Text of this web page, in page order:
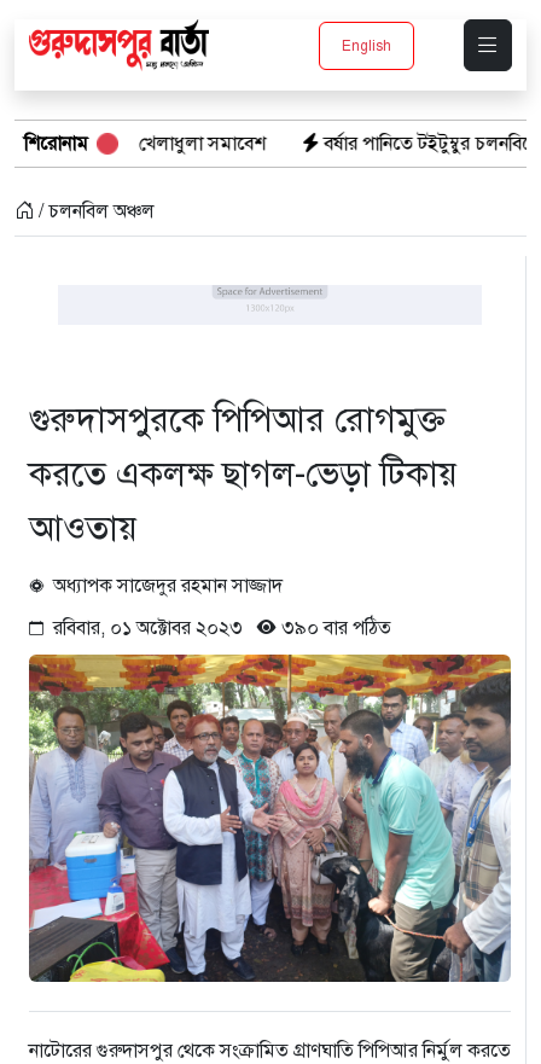
English
শিরোনাম
খেলাধুলা সমাবেশ বর্ষার পানিতে টইটুম্বুর চলনবিলে বাড়ছে ডিঙি
/ চলনবিল অঞ্চল
গুরুদাসপুরকে পিপিআর রোগমুক্ত
করতে একলক্ষ ছাগল-ভেড়া টিকায়
আওতায়
অধ্যাপক সাজেদুর রহমান সাজ্জাদ
রবিবার, ০১ অক্টোবর ২০২৩
৩৯০ বার পঠিত
নাটোরের গুরুদাসপুর থেকে সংক্রামিত গ্রাণঘাতি পিপিআর নির্মুল করতে